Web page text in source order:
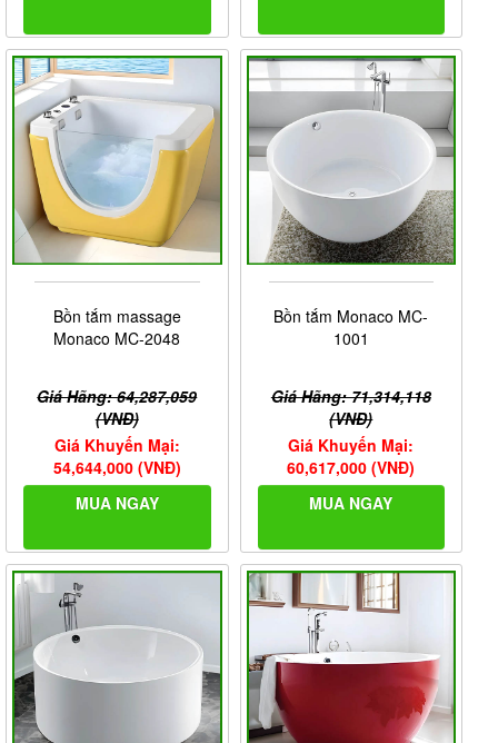
Bồn tắm massage
Monaco MC-2048
Giá Hãng: 64,287,059
(VNĐ)
Giá Khuyến Mại:
54,644,000 (VNĐ)
MUA NGAY
Bồn tắm Monaco MC-
1001
Giá Hãng: 71,314,118
(VNĐ)
Giá Khuyến Mại:
60,617,000 (VNĐ)
MUA NGAY